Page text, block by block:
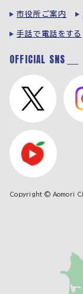
市役所ご案内
手話で電話をする
OFFICIAL SNS
Copyright © Aomori